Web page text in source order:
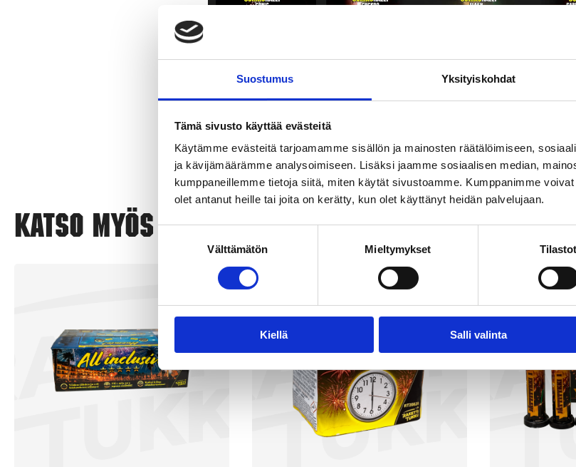
Suostumus Yksityiskohdat
Tämä sivusto käyttää evästeitä
Käytämme evästeitä tarjoamamme sisällön ja mainosten räätälöimiseen,
ja kävijämäärämme analysoimiseen. Lisäksi jaamme sosiaalisen median,
kumppaneillemme tietoja siitä, miten käytät sivustoamme. Kumppanimme
olet antanut heille tai joita on kerätty, kun olet käyttänyt heidän palvelujaan.
Välttämätön Mieltymykset Tilastot
Kiellä Salli valinta
Katso myös nämä
Uutuus!